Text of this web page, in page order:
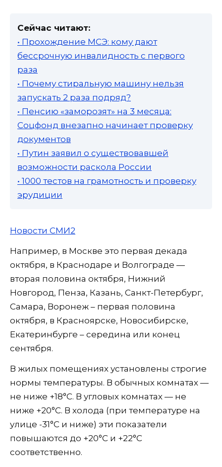
Сейчас читают:
• Прохождение МСЭ: кому дают
бессрочную инвалидность с первого
раза
• Почему стиральную машину нельзя
запускать 2 раза подряд?
• Пенсию «заморозят» на 3 месяца:
Соцфонд внезапно начинает проверку
документов
• Путин заявил о существовавшей
возможности раскола России
• 1000 тестов на грамотность и проверку
эрудиции
Новости СМИ2
Например, в Москве это первая декада
октября, в Краснодаре и Волгограде —
вторая половина октября, Нижний
Новгород, Пенза, Казань, Санкт-Петербург,
Самара, Воронеж – первая половина
октября, в Красноярске, Новосибирске,
Екатеринбурге – середина или конец
сентября.
В жилых помещениях установлены строгие
нормы температуры. В обычных комнатах —
не ниже +18°C. В угловых комнатах — не
ниже +20°C. В холода (при температуре на
улице -31°C и ниже) эти показатели
повышаются до +20°C и +22°C
соответственно.